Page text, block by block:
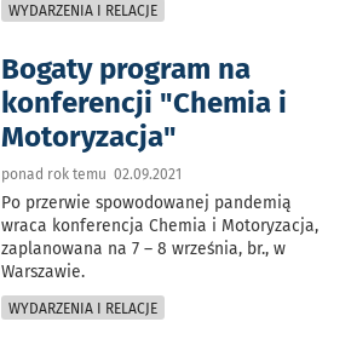
WYDARZENIA I RELACJE
Bogaty program na
konferencji "Chemia i
Motoryzacja"
ponad rok temu 02.09.2021
Po przerwie spowodowanej pandemią
wraca konferencja Chemia i Motoryzacja,
zaplanowana na 7 – 8 września, br., w
Warszawie.
WYDARZENIA I RELACJE